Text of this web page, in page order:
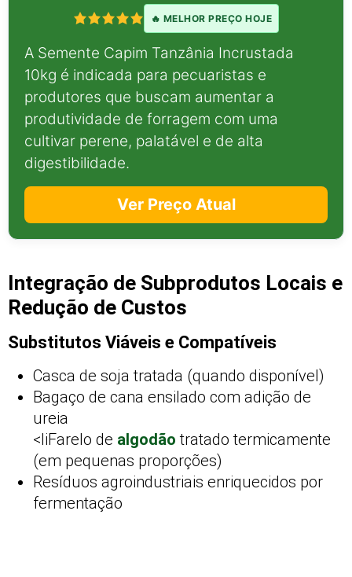
🔥 MELHOR PREÇO HOJE
A Semente Capim Tanzânia Incrustada
10kg é indicada para pecuaristas e
produtores que buscam aumentar a
produtividade de forragem com uma
cultivar perene, palatável e de alta
digestibilidade.
Ver Preço Atual
Integração de Subprodutos Locais e
Redução de Custos
Substitutos Viáveis e Compatíveis
Casca de soja tratada (quando disponível)
Bagaço de cana ensilado com adição de
ureia
<liFarelo de algodão tratado termicamente
(em pequenas proporções)
Resíduos agroindustriais enriquecidos por
fermentação